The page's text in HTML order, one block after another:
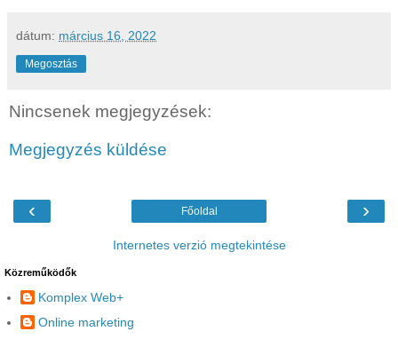
dátum: március 16, 2022
Megosztás
Nincsenek megjegyzések:
Megjegyzés küldése
‹ ›
Főoldal
Internetes verzió megtekintése
Közreműködők
Komplex Web+
Online marketing